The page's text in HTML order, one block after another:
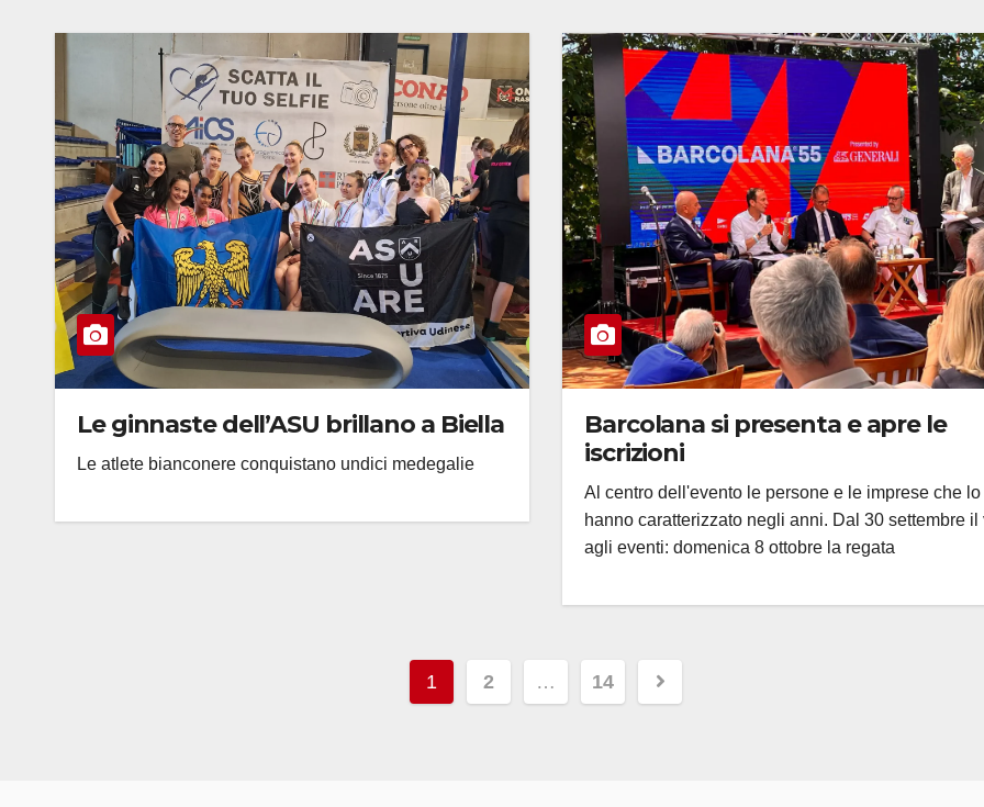
Le ginnaste dell’ASU brillano a Biella
Le atlete bianconere conquistano undici medegalie
Barcolana si presenta e apre le
iscrizioni
Al centro dell'evento le persone e le imprese che lo
hanno caratterizzato negli anni. Dal 30 settembre il
agli eventi: domenica 8 ottobre la regata
Paginazione
degli
1 2 … 14